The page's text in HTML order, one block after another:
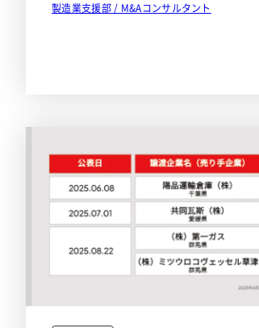
製造業支援部 / M&Aコンサルタント